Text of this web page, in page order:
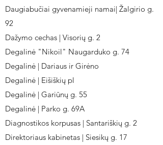
Daugiabučiai gyvenamieji namai| Žalgirio g.
92
Dažymo cechas | Visorių g. 2
Degalinė "Nikoil" Naugarduko g. 74
Degalinė | Dariaus ir Girėno
Degalinė | Eišiškių pl
Degalinė | Gariūnų g. 55
Degalinė | Parko g. 69A
Diagnostikos korpusas | Santariškių g. 2
Direktoriaus kabinetas | Siesikų g. 17